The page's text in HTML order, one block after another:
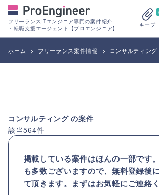
フリーランスITエンジニア専門の案件紹介
・転職支援エージェント【プロエンジニア】
キープ
ホーム > フリーランス案件情報 > コンサルティング
コンサルティングの案件
該当564件
掲載している案件はほんの一部です
も多数ございますので、無料登録後
て頂きます。まずはお気軽にご連絡く